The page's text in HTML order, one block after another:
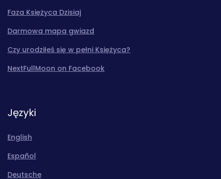
Faza Księżyca Dzisiaj
Darmowa mapa gwiazd
Czy urodziłeś się w pełni Księżyca?
NextFullMoon on Facebook
Języki
English
Español
Deutsche